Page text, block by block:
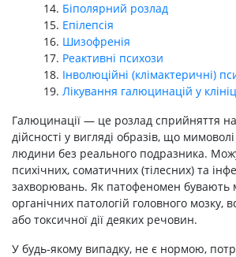
Біполярний розлад
Епілепсія
Шизофренія
Реактивні психози
Інволюційні (клімактеричні)
Лікування галюцинацій у
Галюцинації — це розлад сприйняття
дійсності у вигляді образів, що
людини без реального подразника.
психічних, соматичних (тілесних) та
захворювань. Як патофеномен бувають
органічних патологій головного мозку,
або токсичної дії деяких речовин.
У будь-якому випадку, не є нормою,